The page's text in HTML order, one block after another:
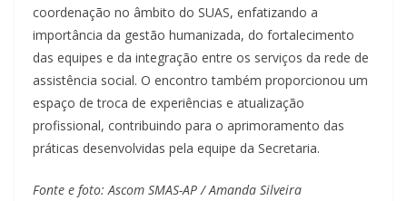
coordenação no âmbito do SUAS, enfatizando a
importância da gestão humanizada, do fortalecimento
das equipes e da integração entre os serviços da rede de
assistência social. O encontro também proporcionou um
espaço de troca de experiências e atualização
profissional, contribuindo para o aprimoramento das
práticas desenvolvidas pela equipe da Secretaria.
Fonte e foto: Ascom SMAS-AP / Amanda Silveira